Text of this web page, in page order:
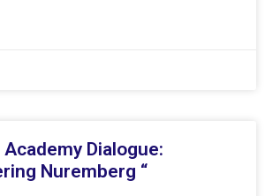
Dialogue:
Nuremberg “